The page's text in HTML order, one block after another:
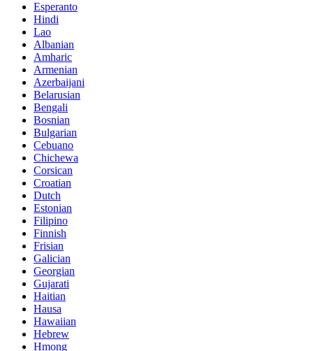
Esperanto
Hindi
Lao
Albanian
Amharic
Armenian
Azerbaijani
Belarusian
Bengali
Bosnian
Bulgarian
Cebuano
Chichewa
Corsican
Croatian
Dutch
Estonian
Filipino
Finnish
Frisian
Galician
Georgian
Gujarati
Haitian
Hausa
Hawaiian
Hebrew
Hmong